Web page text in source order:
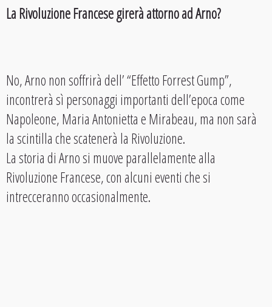
La Rivoluzione Francese girerà attorno ad Arno?
No, Arno non soffrirà dell’ “Effetto Forrest Gump”,
incontrerà sì personaggi importanti dell’epoca come
Napoleone, Maria Antonietta e Mirabeau, ma non sarà
la scintilla che scatenerà la Rivoluzione.
La storia di Arno si muove parallelamente alla
Rivoluzione Francese, con alcuni eventi che si
intrecceranno occasionalmente.